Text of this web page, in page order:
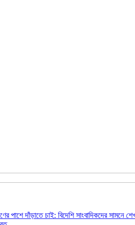
পাশে দাঁড়াতে চাই: বিদেশি সাংবাদিকদের সামনে